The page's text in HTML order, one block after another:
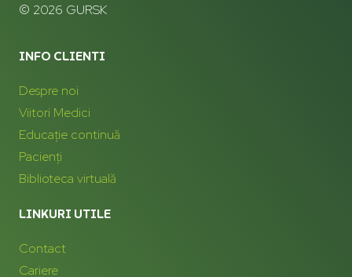
© 2026 GURSK
INFO CLIENTI
Despre noi
Viitori Medici
Educație continuă
Pacienți
Biblioteca virtuală
LINKURI UTILE
Contact
Cariere